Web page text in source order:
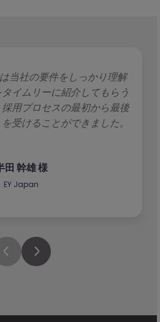
当社の要件をしっかり理解
イムリーに紹介してもらう
用プロセスの最初から最後
受けることができました。
田 幹雄 様
EY Japan